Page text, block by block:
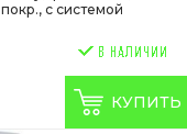
с системой
КУПИТЬ